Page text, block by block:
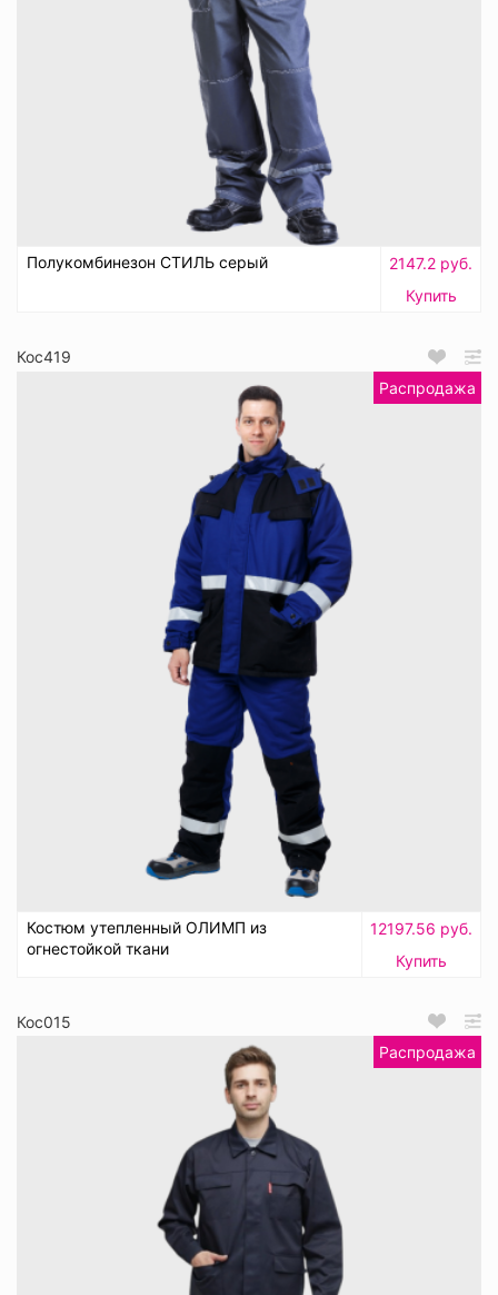
Полукомбинезон СТИЛЬ серый
2147.2 руб.
Купить
Кос419
Распродажа
Костюм утепленный ОЛИМП из
огнестойкой ткани
12197.56 руб.
Купить
Кос015
Распродажа